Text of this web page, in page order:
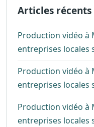
Articles récents
Production vidéo à
entreprises locales
Production vidéo à
entreprises locales
Production vidéo à
entreprises locales